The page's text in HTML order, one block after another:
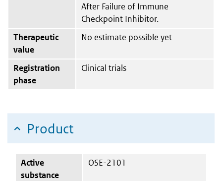
After Failure of Immune
Checkpoint Inhibitor.
Therapeutic
value
No estimate possible yet
Registration
phase
Clinical trials
Product
Active
substance
OSE-2101